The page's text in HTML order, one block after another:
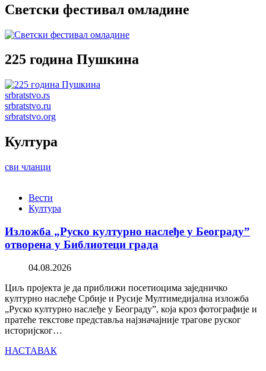
Светски фестивал омладине
225 година Пушкина
srbratstvo.rs
srbratstvo.ru
srbratstvo.org
Култура
сви чланци
Вести
Култура
Изложба „Руско културно наслеђе у Београду”
отворена у Библиотеци града
04.08.2026
Циљ пројекта је да приближи посетиоцима заједничко
културно наслеђе Србије и Русије Мултимедијална изложба
„Руско културно наслеђе у Београду”, која кроз фотографије и
пратеће текстове представља најзначајније трагове руског
историјског…
НАСТАВАК